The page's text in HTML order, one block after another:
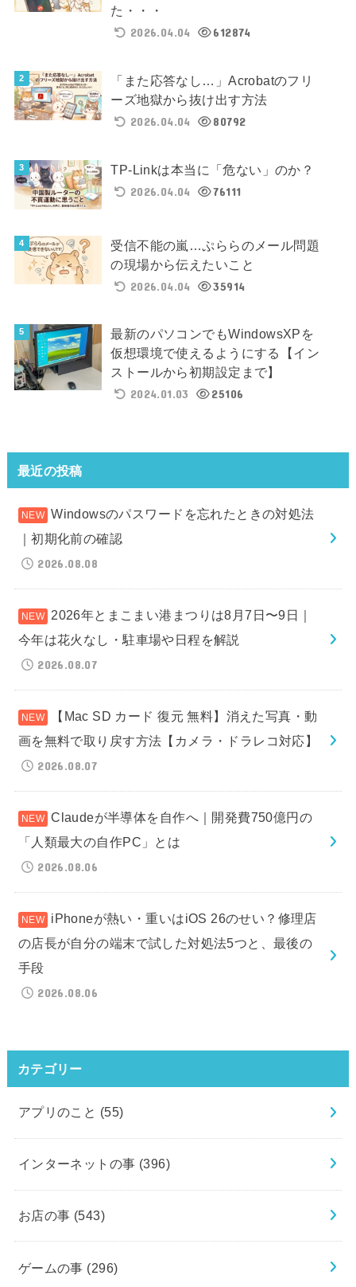
た・・・
2026.04.04
612874
「また応答なし…」Acrobatのフリ
ーズ地獄から抜け出す方法
2026.04.04
80792
TP-Linkは本当に「危ない」のか？
2026.04.04
76111
受信不能の嵐…ぷららのメール問題
の現場から伝えたいこと
2026.04.04
35914
最新のパソコンでもWindowsXPを
仮想環境で使えるようにする【イン
ストールから初期設定まで】
2024.01.03
25106
最近の投稿
Windowsのパスワードを忘れたときの対処法
｜初期化前の確認
2026.08.08
2026年とまこまい港まつりは8月7日〜9日｜
今年は花火なし・駐車場や日程を解説
2026.08.07
【Mac SD カード 復元 無料】消えた写真・動
画を無料で取り戻す方法【カメラ・ドラレコ対応】
2026.08.07
Claudeが半導体を自作へ｜開発費750億円の
「人類最大の自作PC」とは
2026.08.06
iPhoneが熱い・重いはiOS 26のせい？修理店
の店長が自分の端末で試した対処法5つと、最後の
手段
2026.08.06
カテゴリー
アプリのこと (55)
インターネットの事 (396)
お店の事 (543)
ゲームの事 (296)